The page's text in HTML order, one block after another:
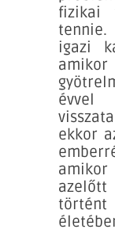
fizikai
tennie.
igazi
ekkor
amikor
azelőtt